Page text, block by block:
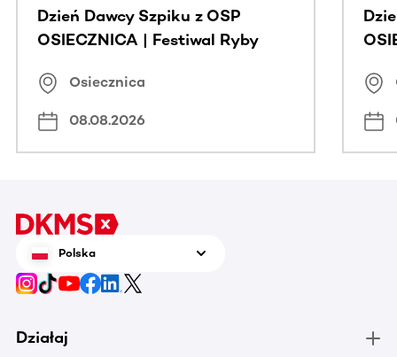
Dzień Dawcy Szpiku z OSP
OSIECZNICA | Festiwal Ryby
Osiecznica
08.08.2026
Polska
Działaj